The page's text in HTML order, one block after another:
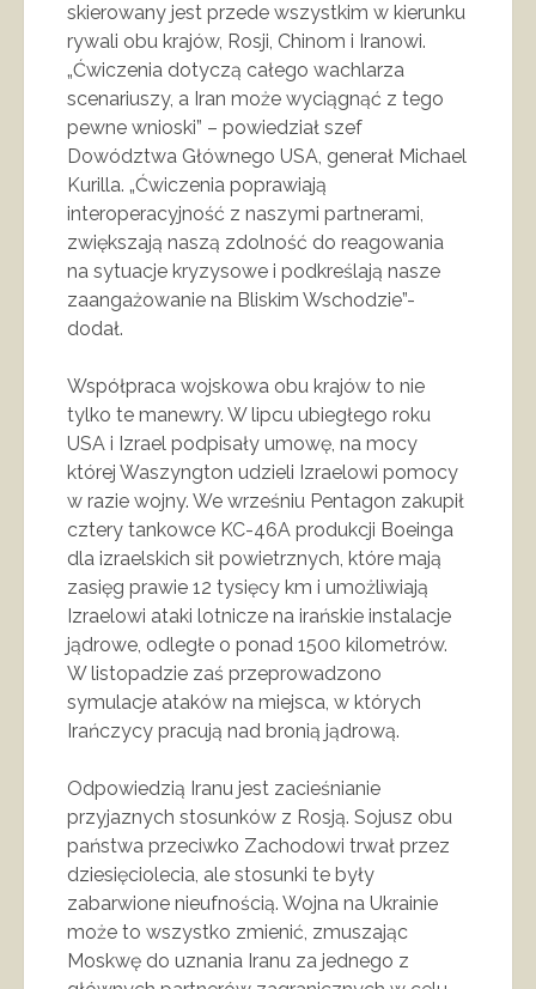
skierowany jest przede wszystkim w kierunku
rywali obu krajów, Rosji, Chinom i Iranowi.
„Ćwiczenia dotyczą całego wachlarza
scenariuszy, a Iran może wyciągnąć z tego
pewne wnioski” – powiedział szef
Dowództwa Głównego USA, generał Michael
Kurilla. „Ćwiczenia poprawiają
interoperacyjność z naszymi partnerami,
zwiększają naszą zdolność do reagowania
na sytuacje kryzysowe i podkreślają nasze
zaangażowanie na Bliskim Wschodzie”-
dodał.
Współpraca wojskowa obu krajów to nie
tylko te manewry. W lipcu ubiegłego roku
USA i Izrael podpisały umowę, na mocy
której Waszyngton udzieli Izraelowi pomocy
w razie wojny. We wrześniu Pentagon zakupił
cztery tankowce KC-46A produkcji Boeinga
dla izraelskich sił powietrznych, które mają
zasięg prawie 12 tysięcy km i umożliwiają
Izraelowi ataki lotnicze na irańskie instalacje
jądrowe, odległe o ponad 1500 kilometrów.
W listopadzie zaś przeprowadzono
symulacje ataków na miejsca, w których
Irańczycy pracują nad bronią jądrową.
Odpowiedzią Iranu jest zacieśnianie
przyjaznych stosunków z Rosją. Sojusz obu
państwa przeciwko Zachodowi trwał przez
dziesięciolecia, ale stosunki te były
zabarwione nieufnością. Wojna na Ukrainie
może to wszystko zmienić, zmuszając
Moskwę do uznania Iranu za jednego z